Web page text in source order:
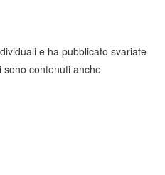
e ha pubblicato svariate
contenuti anche